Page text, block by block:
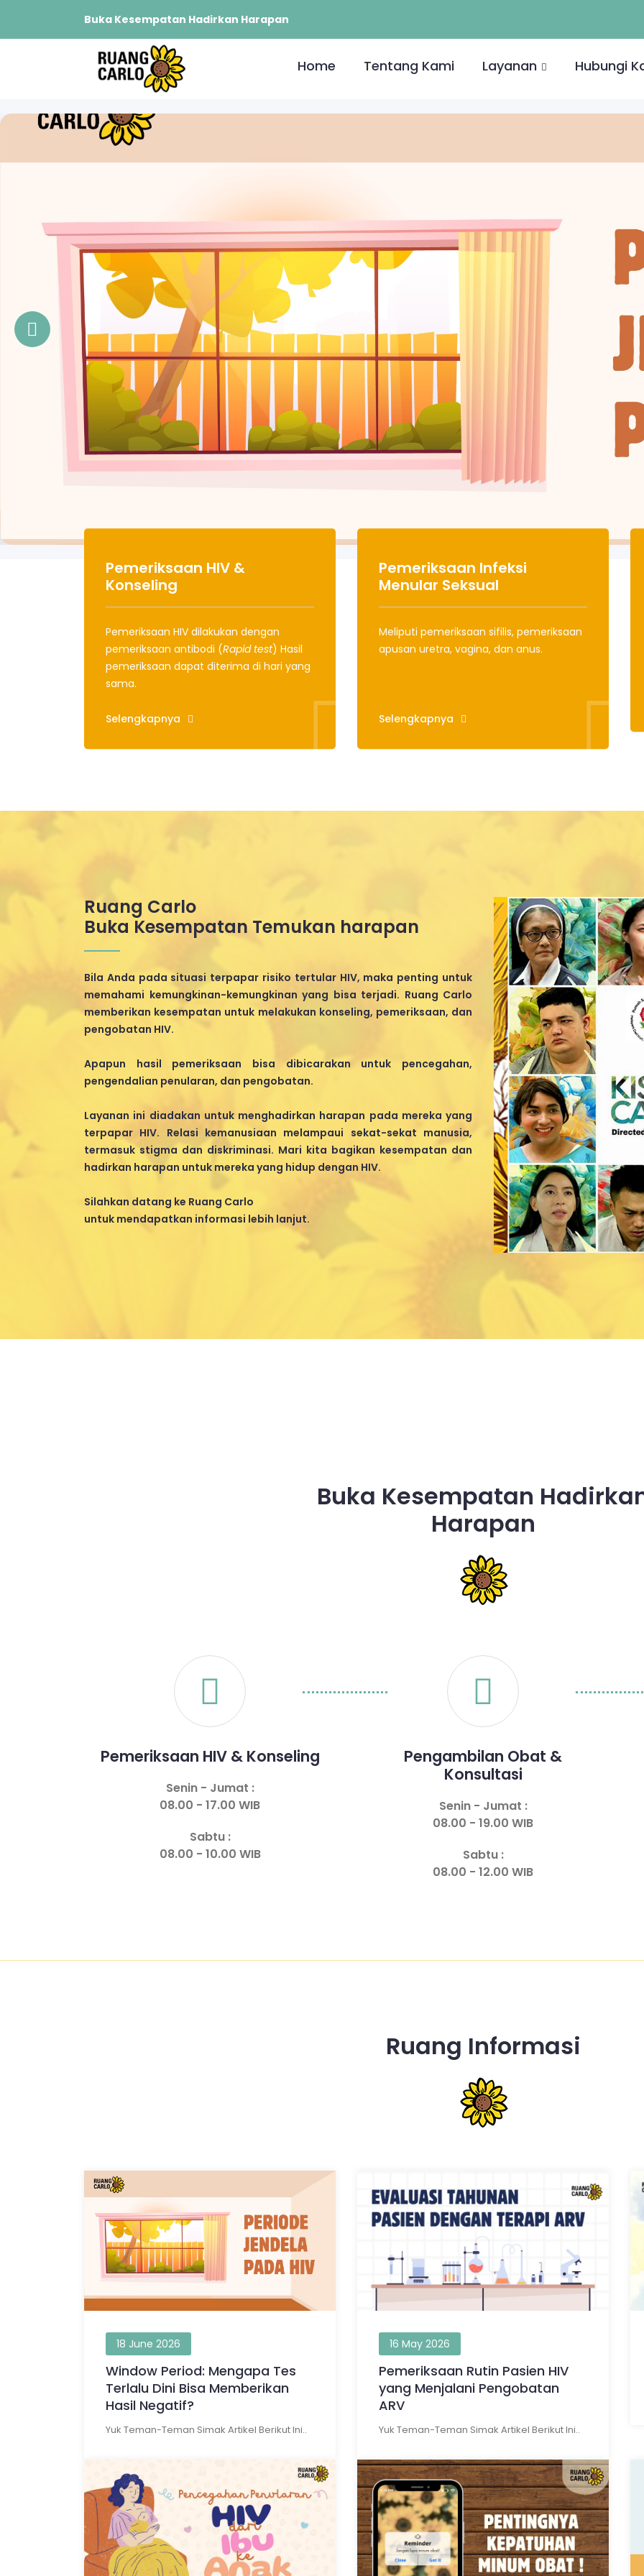
Buka Kesempatan Hadirkan Harapan
Home Tentang Kami Layanan Hubungi
Pemeriksaan HIV &
Konseling
Pemeriksaan HIV dilakukan dengan
pemeriksaan antibodi (Rapid test) Hasil
pemeriksaan dapat diterima di hari yang
sama.
Selengkapnya
Pemeriksaan Infeksi
Menular Seksual
Meliputi pemeriksaan sifilis, pemeriksaan
apusan uretra, vagina, dan anus.
Selengkapnya
Ruang Carlo
Buka Kesempatan Temukan harapan
Bila Anda pada situasi terpapar risiko tertular HIV, maka penting untuk
memahami kemungkinan-kemungkinan yang bisa terjadi. Ruang Carlo
memberikan kesempatan untuk melakukan konseling, pemeriksaan, dan
pengobatan HIV.
Apapun hasil pemeriksaan bisa dibicarakan untuk pencegahan,
pengendalian penularan, dan pengobatan.
Layanan ini diadakan untuk menghadirkan harapan pada mereka yang
terpapar HIV. Relasi kemanusiaan melampaui sekat-sekat manusia,
termasuk stigma dan diskriminasi. Mari kita bagikan kesempatan dan
hadirkan harapan untuk mereka yang hidup dengan HIV.
Silahkan datang ke Ruang Carlo
untuk mendapatkan informasi lebih lanjut.
Buka Kesempatan
Harapan
Pemeriksaan HIV & Konseling
Senin - Jumat :
08.00 - 17.00 WIB
Sabtu :
08.00 - 10.00 WIB
Pengambilan Obat &
Konsultasi
Senin - Jumat :
08.00 - 19.00 WIB
Sabtu :
08.00 - 12.00 WIB
Ruang Informasi
18 June 2026
Window Period: Mengapa Tes
Terlalu Dini Bisa Memberikan
Hasil Negatif?
Yuk Teman-Teman Simak Artikel Berikut Ini..
16 May 2026
Pemeriksaan Rutin Pasien HIV
yang Menjalani Pengobatan
ARV
Yuk Teman-Teman Simak Artikel Berikut Ini..